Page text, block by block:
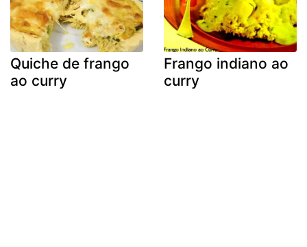
Quiche de frango
ao curry
Frango indiano ao
curry